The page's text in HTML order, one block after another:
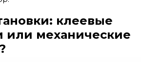
клеевые
или механические